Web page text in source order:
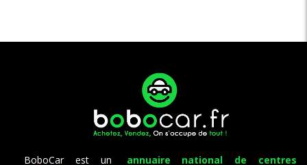
BoboCar est un
annuaire national de centres